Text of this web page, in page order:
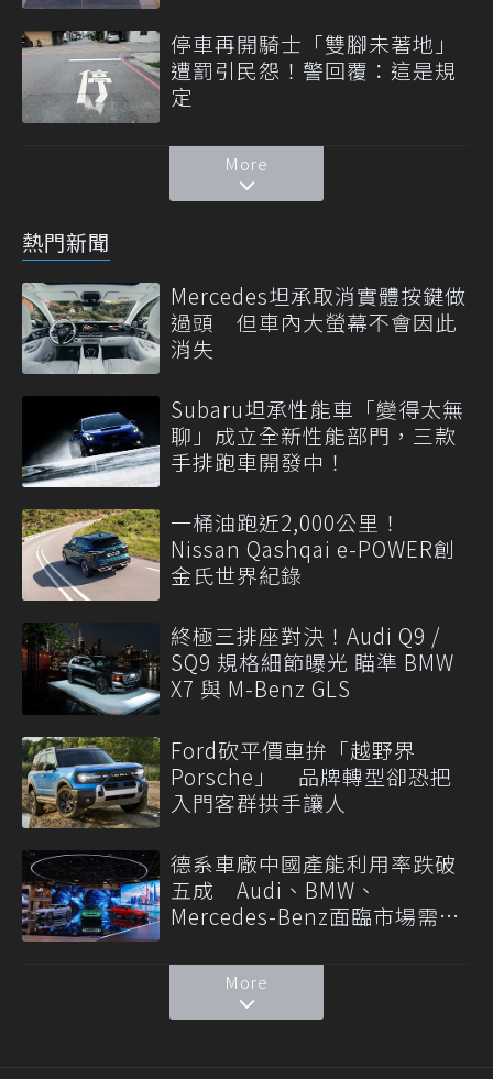
停車再開騎士「雙腳未著地」
遭罰引民怨！警回覆：這是規
定
More
熱門新聞
Mercedes坦承取消實體按鍵做
過頭 但車內大螢幕不會因此
消失
Subaru坦承性能車「變得太無
聊」成立全新性能部門，三款
手排跑車開發中！
一桶油跑近2,000公里！
Nissan Qashqai e-POWER創
金氏世界紀錄
終極三排座對決！Audi Q9 /
SQ9 規格細節曝光 瞄準 BMW
X7 與 M-Benz GLS
Ford砍平價車拚「越野界
Porsche」 品牌轉型卻恐把
入門客群拱手讓人
德系車廠中國產能利用率跌破
五成 Audi、BMW、
Mercedes-Benz面臨市場需求
More